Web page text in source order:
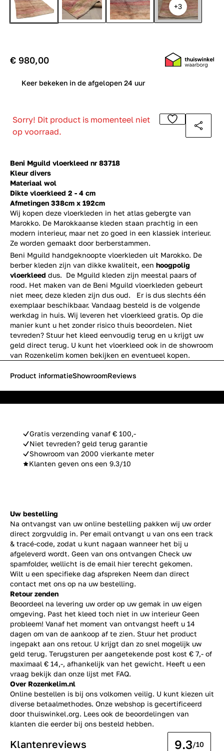
+3
Beni Mguild vloerkleed nr 83718
Kleur divers
Materiaal wol
Dikte vloerkleed 2 - 4 cm
Afmetingen 338cm x 192cm
Wij kopen deze vloerkleden in het atlas gebergte van
Marokko. De Marokkaanse kleden staan prachtig in een
modern interieur, maar net zo goed in een klassiek interieur.
Ze worden gemaakt door berberstammen.
€ 980,00
Keer bekeken in de afgelopen 24 uur
Sorry! Dit product is momenteel niet
op voorraad.
Beni Mguild handgeknoopte vloerkleden uit Marokko. De
berber kleden zijn van dikke kwaliteit, een hoogpolig
vloerkleed dus. De Mguild kleden zijn meestal paars of
rood. Het maken van de Beni Mguild vloerkleden gebeurt
niet meer, deze kleden zijn dus oud. Er is dus slechts één
exemplaar beschikbaar. Vandaag besteld is de volgende
werkdag in huis. Wij leveren het vloerkleed gratis. Op die
manier kunt u het zonder risico thuis beoordelen. Niet
tevreden? Stuur het kleed eenvoudig terug en u krijgt uw
geld direct terug. U kunt het vloerkleed ook in de showroom
van Rozenkelim komen bekijken en eventueel kopen.
Gratis verzending vanaf € 100,-
Niet tevreden? geld terug garantie
Showroom van 2000 vierkante meter
Klanten geven ons een 9.3/10
Product informatieShowroomReviews
Uw bestelling
Na ontvangst van uw online bestelling pakken wij uw order
direct zorgvuldig in. Per email ontvangt u van ons een track
& tracé-code, zodat u kunt nagaan wanneer het bij u
afgeleverd wordt. Geen van ons ontvangen Check uw
spamfolder, wellicht is de email hier terecht gekomen.
Wilt u een specifieke dag afspreken Neem dan direct
contact met ons op na uw bestelling.
Retour zenden
Beoordeel na levering uw order op uw gemak in uw eigen
omgeving. Past het kleed toch niet in uw interieur Geen
probleem! Vanaf het moment van ontvangst heeft u 14
dagen om van de aankoop af te zien. Stuur het product
ingepakt aan ons retour. U krijgt dan zo snel mogelijk uw
geld terug. Terugsturen per aangetekende post kost € 7,- of
maximaal € 14,-, afhankelijk van het gewicht. Heeft u een
vraag bekijk dan onze lijst met FAQ.
Over Rozenkelim.nl
Online bestellen is bij ons volkomen veilig. U kunt kiezen uit
diverse betaalmethodes. Onze webshop is gecertificeerd
door thuiswinkel.org. Lees ook de beoordelingen van
klanten die eerder bij ons besteld hebben.
Klantenreviews 9.3/10